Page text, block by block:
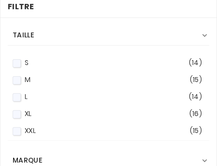
FILTRE
TAILLE 
S
(14)
M
(15)
L
(14)
XL
(16)
XXL
(15)
MARQUE 